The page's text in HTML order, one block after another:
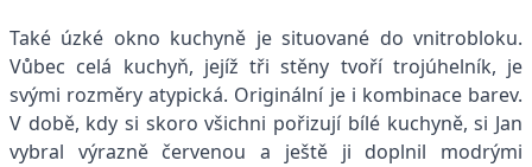
Také úzké okno kuchyně je situované do vnitrobloku.
Vůbec celá kuchyň, jejíž tři stěny tvoří trojúhelník, je
svými rozměry atypická. Originální je i kombinace barev.
V době, kdy si skoro všichni pořizují bílé kuchyně, si Jan
vybral výrazně červenou a ještě ji doplnil modrými